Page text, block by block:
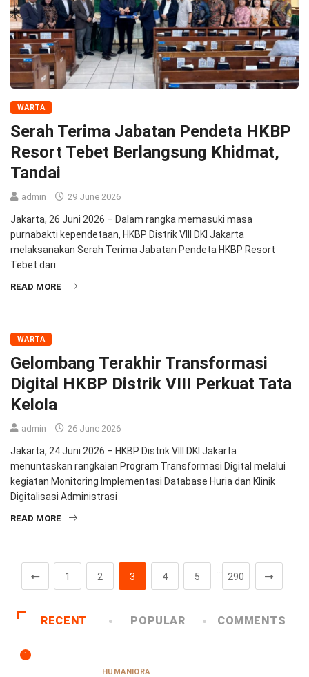
WARTA
Serah Terima Jabatan Pendeta HKBP
Resort Tebet Berlangsung Khidmat,
Tandai
admin 29 June 2026
Jakarta, 26 Juni 2026 – Dalam rangka memasuki masa
purnabakti kependetaan, HKBP Distrik VIII DKI Jakarta
melaksanakan Serah Terima Jabatan Pendeta HKBP Resort
Tebet dari
READ MORE
WARTA
Gelombang Terakhir Transformasi
Digital HKBP Distrik VIII Perkuat Tata
Kelola
admin 26 June 2026
Jakarta, 24 Juni 2026 – HKBP Distrik VIII DKI Jakarta
menuntaskan rangkaian Program Transformasi Digital melalui
kegiatan Monitoring Implementasi Database Huria dan Klinik
Digitalisasi Administrasi
READ MORE
1 2 3 4 5 290
RECENT POPULAR COMMENTS
1
HUMANIORA